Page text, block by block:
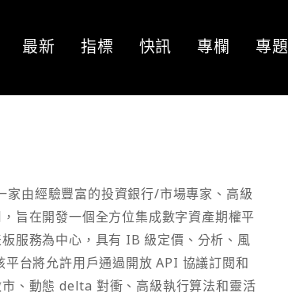
最新 指標 快訊 專欄 專題
由經驗豐富的投資銀行/市場專家、高級
旨在開發一個全方位集成數字資產期權平
服務為中心，具有 IB 級定價、分析、風
台將允許用戶通過開放 API 協議訂閱和
、動態 delta 對衝、高級執行算法和靈活